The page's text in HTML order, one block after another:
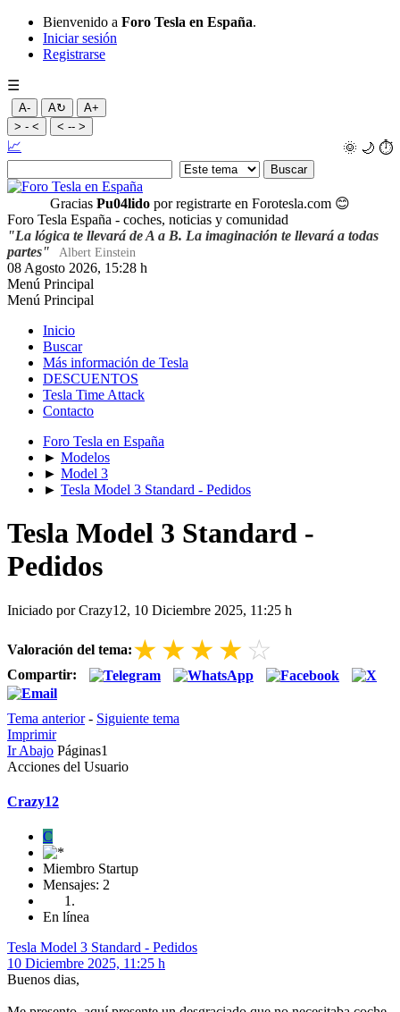
Bienvenido a Foro Tesla en España.
Iniciar sesión
Registrarse
☰
A- A↻
A+
> - <
< -- >
🌞 🌙 ⏱️
📈
Gracias Pu04lido por registrarte en Forotesla.com 😊
Foro Tesla España - coches, noticias y comunidad
"La lógica te llevará de A a B. La imaginación te llevará a todas
partes"
Albert Einstein
08 Agosto 2026, 15:28 h
Menú Principal
Menú Principal
Inicio
Buscar
Más información de Tesla
DESCUENTOS
Tesla Time Attack
Contacto
Foro Tesla en España
► Modelos
► Model 3
► Tesla Model 3 Standard - Pedidos
Tesla Model 3 Standard -
Pedidos
Iniciado por Crazy12, 10 Diciembre 2025, 11:25 h
Valoración del tema:★★★★ ☆
Compartir:
Tema anterior- Siguiente tema
Imprimir
Ir Abajo Páginas1
Acciones del Usuario
Crazy12
C
Miembro Startup
Mensajes: 2
En línea
Tesla Model 3 Standard - Pedidos
10 Diciembre 2025, 11:25 h
Buenos dias,